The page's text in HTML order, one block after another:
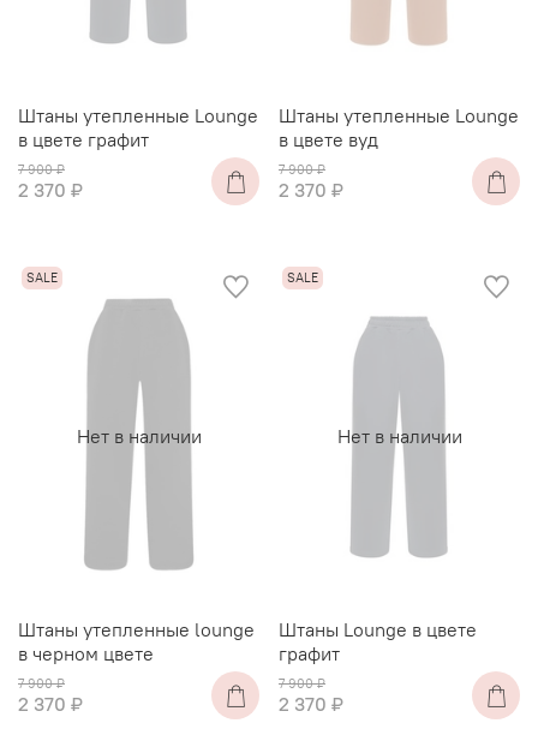
Штаны утепленные Lounge
в цвете графит
7 900 ₽
2 370 ₽
Штаны утепленные Lounge
в цвете вуд
7 900 ₽
2 370 ₽
Нет в наличии
Штаны утепленные lounge
в черном цвете
7 900 ₽
2 370 ₽
Нет в наличии
Штаны Lounge в цвете
графит
7 900 ₽
2 370 ₽